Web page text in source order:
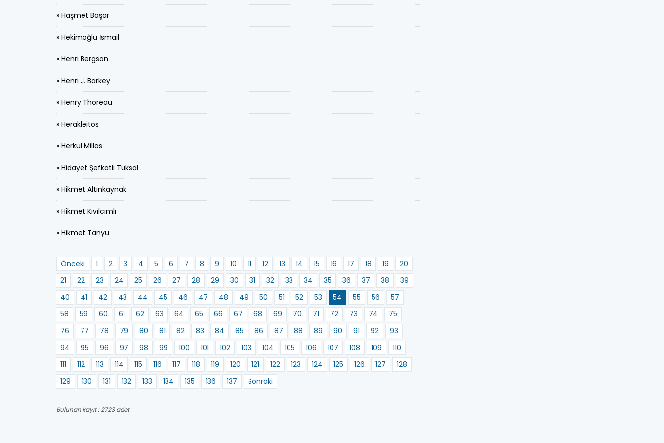
» Haşmet Başar
» Hekimoğlu İsmail
» Henri Bergson
» Henri J. Barkey
» Henry Thoreau
» Herakleitos
» Herkül Millas
» Hidayet Şefkatli Tuksal
» Hikmet Altınkaynak
» Hikmet Kıvılcımlı
» Hikmet Tanyu
Önceki 1 2 3 4 5 6 7 8 9 10 11 12 13 14 15 16 17 18 19
20
21
22 23 24 25 26 27 28 29 30 31 32 33 34 35 36 37 38
39
40
41 42 43 44 45 46 47 48 49 50 51 52 53 54 55 56
57
58
59 60 61 62 63 64 65 66 67 68 69 70 71 72 73 74
75
76
77 78 79 80 81 82 83 84 85 86 87 88 89 90 91 92
93
94
95 96 97 98 99 100 101 102 103 104 105 106 107 108 109
110
111
112 113 114 115 116 117 118 119 120 121 122 123 124 125 126 127
128
129
130 131 132 133 134 135 136 137 Sonraki
Bulunan kayıt : 2723 adet